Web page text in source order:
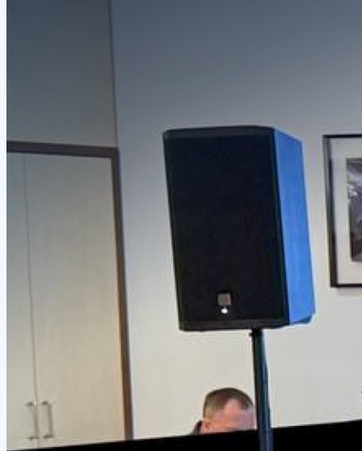
Предиктивный обзвон
Маркировка звонков
Карусель номеров
SIP-URI
Запись разговоров
Транкрибация звонков
Суфлирование
Отчёты
Скрипты
Управление командой
Быстрый запуск
По отраслям